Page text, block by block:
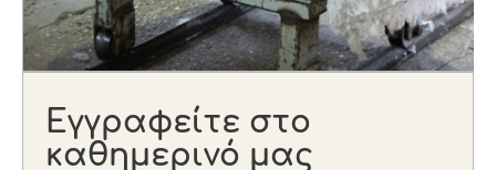
Εγγραφείτε στο
καθημερινό μας